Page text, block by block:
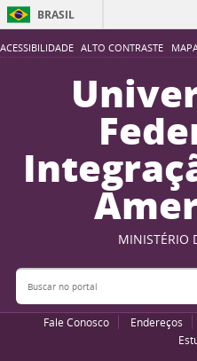
ACESSIBILIDADE ALTO CONTRASTE
BRASIL
MINISTÉRIO
Buscar no portal
Fale Conosco Endereços